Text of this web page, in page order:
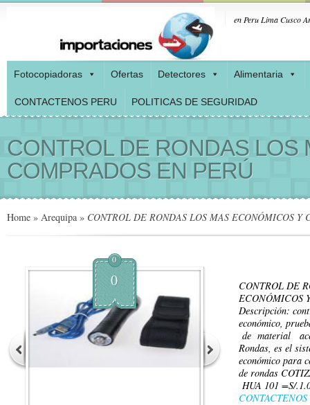
en Peru Lima Cusco
Fotocopiadoras Ofertas Detectores Alimentaria
CONTACTENOS PERU POLITICAS DE SEGURIDAD
CONTROL DE RONDAS LOS
COMPRADOS EN PERÚ
Home » Arequipa » CONTROL DE RONDAS LOS MAS ECONÓMICOS Y
0
0
CONTROL DE
ECONÓMICOS
Descripción:
económico,
de material
Rondas, es el
económico para
de rondas
HUA 101 =S/
CONTACTENOS